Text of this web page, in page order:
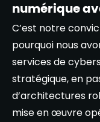
numérique
C’est notre
pourquoi nous
services de
stratégique, en
d’architectures
mise en œuvre